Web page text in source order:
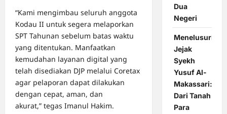
“Kami mengimbau seluruh anggota
Kodau II untuk segera melaporkan
SPT Tahunan sebelum batas waktu
yang ditentukan. Manfaatkan
kemudahan layanan digital yang
telah disediakan DJP melalui Coretax
agar pelaporan dapat dilakukan
dengan cepat, aman, dan
akurat,” tegas Imanul Hakim.
Dua
Negeri
Menelusuri
Jejak
Syekh
Yusuf Al-
Makassari:
Dari Tanah
Para